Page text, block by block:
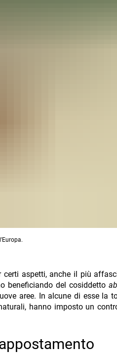
aspetti, anche il più
beneficiando del cosiddetto
aree. In alcune di esse la
hanno imposto un